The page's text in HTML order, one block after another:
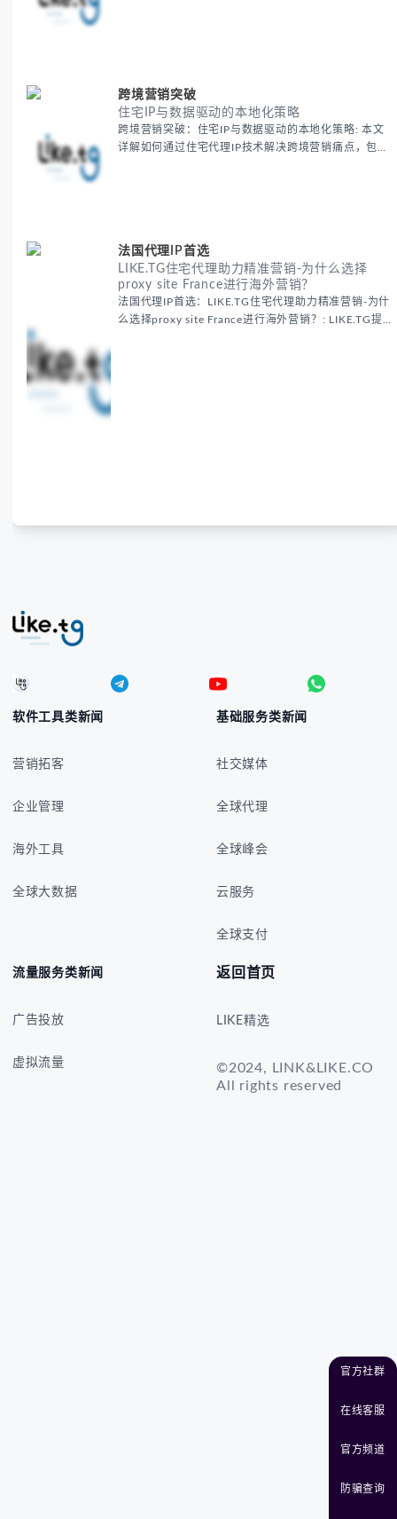
官方社群
在线客服
官方频道
防骗查询
跨境营销突破
住宅IP与数据驱动的本地化策略
跨境营销突破：住宅IP与数据驱动的本地化策略: 本文
详解如何通过住宅代理IP技术解决跨境营销痛点，包括
法国代理IP首选
LIKE.TG住宅代理助力精准营销-为什么选择
proxy site France进行海外营销？
法国代理IP首选：LIKE.TG住宅代理助力精准营销-为什
么选择proxy site France进行海外营销？: LIKE.TG提
软件工具类新闻
营销拓客
企业管理
海外工具
全球大数据
基础服务类新闻
社交媒体
全球代理
全球峰会
云服务
全球支付
流量服务类新闻
广告投放
虚拟流量
返回首页
LIKE精选
©2024, LINK&LIKE.CO
All rights reserved